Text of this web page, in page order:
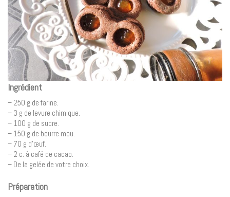
Ingrédient
– 250 g de farine.
– 3 g de levure chimique.
– 100 g de sucre.
– 150 g de beurre mou.
– 70 g d’œuf.
– 2 c. à café de cacao.
– De la gelée de votre choix.
Préparation